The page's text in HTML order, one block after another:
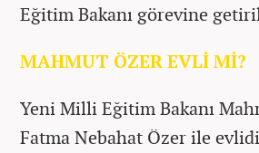
Eğitim Bakanı görevine
MAHMUT ÖZER EVLİ Mİ?
Yeni Milli Eğitim Bakanı
Fatma Nebahat Özer ile